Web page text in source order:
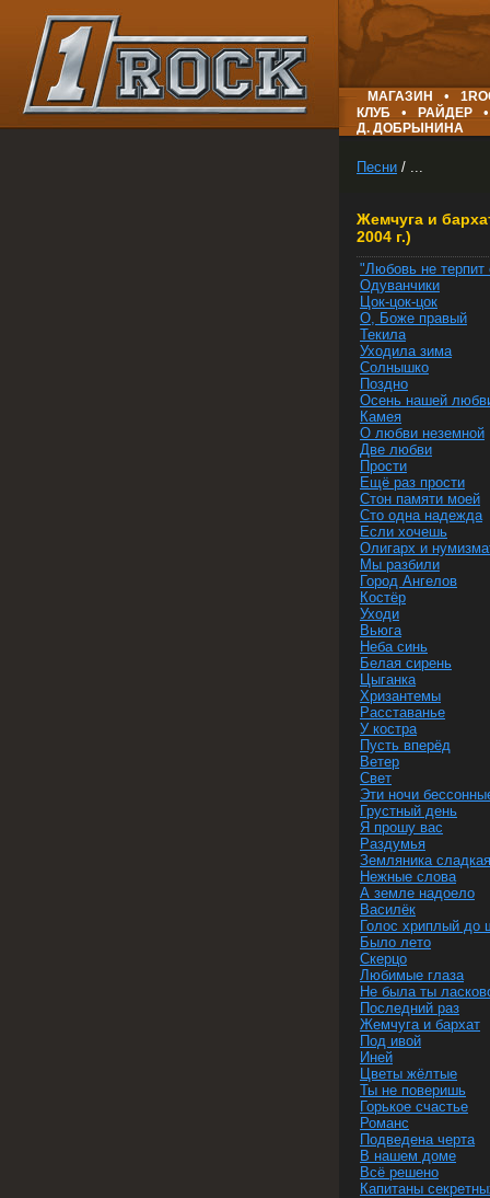
МАГАЗИН •
КЛУБ
• РАЙДЕР •
Д. ДОБРЫНИНА
Песни / ...
Жемчуга и
2004 г.)
"Любовь не
Одуванчики
Цок-цок-цок
О, Боже правый
Текила
Уходила зима
Солнышко
Поздно
Осень нашей
Камея
О любви неземной
Две любви
Прости
Ещё раз прости
Стон памяти моей
Сто одна надежда
Если хочешь
Олигарх и
Мы разбили
Город Ангелов
Костёр
Уходи
Вьюга
Неба синь
Белая сирень
Цыганка
Хризантемы
Расставанье
У костра
Пусть вперёд
Ветер
Свет
Эти ночи
Грустный день
Я прошу вас
Раздумья
Земляника сладкая
Нежные слова
А земле надоело
Василёк
Голос хриплый до
Было лето
Скерцо
Любимые глаза
Не была ты
Последний раз
Жемчуга и бархат
Под ивой
Иней
Цветы жёлтые
Ты не поверишь
Горькое счастье
Романс
Подведена черта
В нашем доме
Всё решено
Капитаны